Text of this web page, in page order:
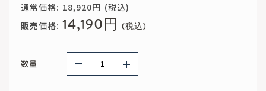
通常価格:18,920円
販売価格: 14,190円
数量